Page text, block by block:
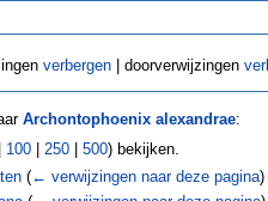
verbergen| doorverwijzingen
Archontophoenix alexandrae:
100 250 500) bekijken.
(← verwijzingen naar deze pagina)